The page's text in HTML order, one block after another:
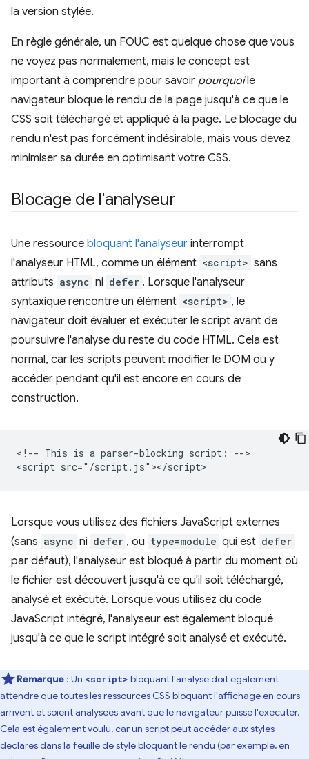
la version stylée.
En règle générale, un FOUC est quelque chose que vous
ne voyez pas normalement, mais le concept est
important à comprendre pour savoir pourquoile
navigateur bloque le rendu de la page jusqu'à ce que le
CSS soit téléchargé et appliqué à la page. Le blocage du
rendu n'est pas forcément indésirable, mais vous devez
minimiser sa durée en optimisant votre CSS.
Blocage de l'analyseur
Une ressource bloquant l'analyseur interrompt
l'analyseur HTML, comme un élément <script> sans
attributs async ni defer . Lorsque l'analyseur
syntaxique rencontre un élément <script> , le
navigateur doit évaluer et exécuter le script avant de
poursuivre l'analyse du reste du code HTML. Cela est
normal, car les scripts peuvent modifier le DOM ou y
accéder pendant qu'il est encore en cours de
construction.
<!-- This is a parser-blocking script: -->
Lorsque vous utilisez des fichiers JavaScript externes
(sans async ni defer , ou type=module qui est defer
par défaut), l'analyseur est bloqué à partir du moment où
le fichier est découvert jusqu'à ce qu'il soit téléchargé,
analysé et exécuté. Lorsque vous utilisez du code
JavaScript intégré, l'analyseur est également bloqué
jusqu'à ce que le script intégré soit analysé et exécuté.
Remarque : Un <script> bloquant l'analyse doit également
attendre que toutes les ressources CSS bloquant l'affichage en cours
arrivent et soient analysées avant que le navigateur puisse l'exécuter.
Cela est également voulu, car un script peut accéder aux styles
déclarés dans la feuille de style bloquant le rendu (par exemple, en